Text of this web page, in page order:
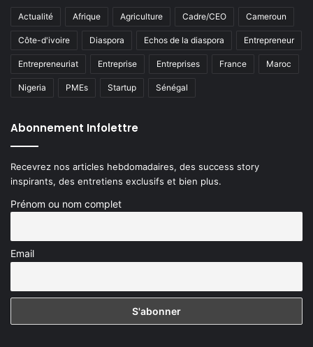
Actualité Afrique Agriculture Cadre/CEO Cameroun
Côte-d'ivoire Diaspora Echos de la diaspora Entrepreneur
Entrepreneuriat Entreprise Entreprises France Maroc
Nigeria PMEs Startup Sénégal
Abonnement Infolettre
Recevrez nos articles hebdomadaires, des success story
inspirants, des entretiens exclusifs et bien plus.
Prénom ou nom complet
Email